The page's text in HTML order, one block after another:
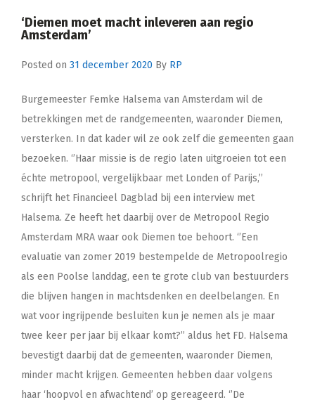
‘Diemen moet macht inleveren aan regio
Amsterdam’
Posted on 31 december 2020 By RP
Burgemeester Femke Halsema van Amsterdam wil de
betrekkingen met de randgemeenten, waaronder Diemen,
versterken. In dat kader wil ze ook zelf die gemeenten gaan
bezoeken. ‘’Haar missie is de regio laten uitgroeien tot een
échte metropool, vergelijkbaar met Londen of Parijs,’’
schrijft het Financieel Dagblad bij een interview met
Halsema. Ze heeft het daarbij over de Metropool Regio
Amsterdam MRA waar ook Diemen toe behoort. ‘’Een
evaluatie van zomer 2019 bestempelde de Metropoolregio
als een Poolse landdag, een te grote club van bestuurders
die blijven hangen in machtsdenken en deelbelangen. En
wat voor ingrijpende besluiten kun je nemen als je maar
twee keer per jaar bij elkaar komt?’’ aldus het FD. Halsema
bevestigt daarbij dat de gemeenten, waaronder Diemen,
minder macht krijgen. Gemeenten hebben daar volgens
haar ‘hoopvol en afwachtend’ op gereageerd. ‘’De